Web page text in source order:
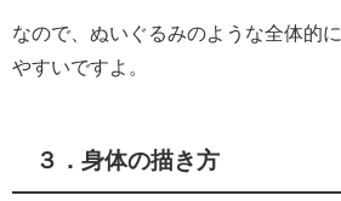
なので、ぬいぐるみのような全体的に
やすいですよ。
３．身体の描き方